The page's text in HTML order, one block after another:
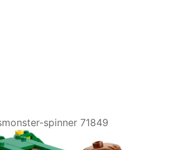
spinner 71849